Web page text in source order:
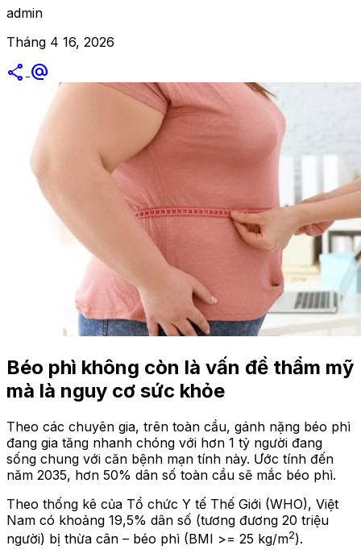
admin
Tháng 4 16, 2026
share alternate_email
Béo phì không còn là vấn đề thẩm mỹ
mà là nguy cơ sức khỏe
Theo các chuyên gia, trên toàn cầu, gánh nặng béo phì
đang gia tăng nhanh chóng với hơn 1 tỷ người đang
sống chung với căn bệnh mạn tính này. Ước tính đến
năm 2035, hơn 50% dân số toàn cầu sẽ mắc béo phì.
Theo thống kê của Tổ chức Y tế Thế Giới (WHO), Việt
Nam có khoảng 19,5% dân số (tương đương 20 triệu
người) bị thừa cân – béo phì (BMI >= 25 kg/m2).